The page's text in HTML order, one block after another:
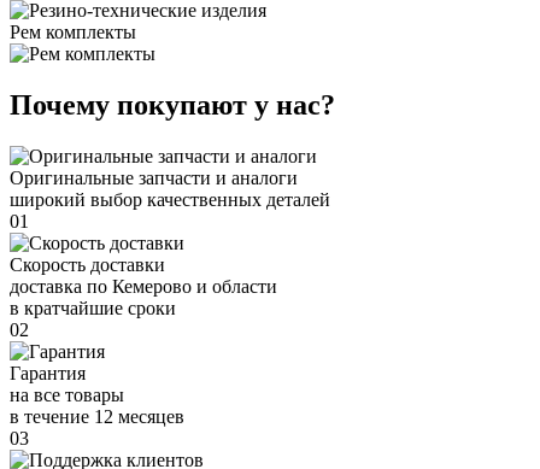
Рем комплекты
Почему покупают у нас?
Оригинальные запчасти и аналоги
широкий выбор качественных деталей
01
Скорость доставки
доставка по Кемерово и области
в кратчайшие сроки
02
Гарантия
на все товары
в течение 12 месяцев
03